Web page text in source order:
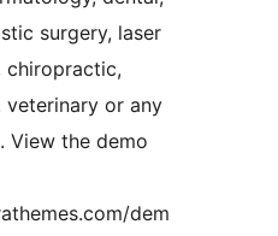
surgery, laser
chiropractic,
veterinary or any
View the demo
dem